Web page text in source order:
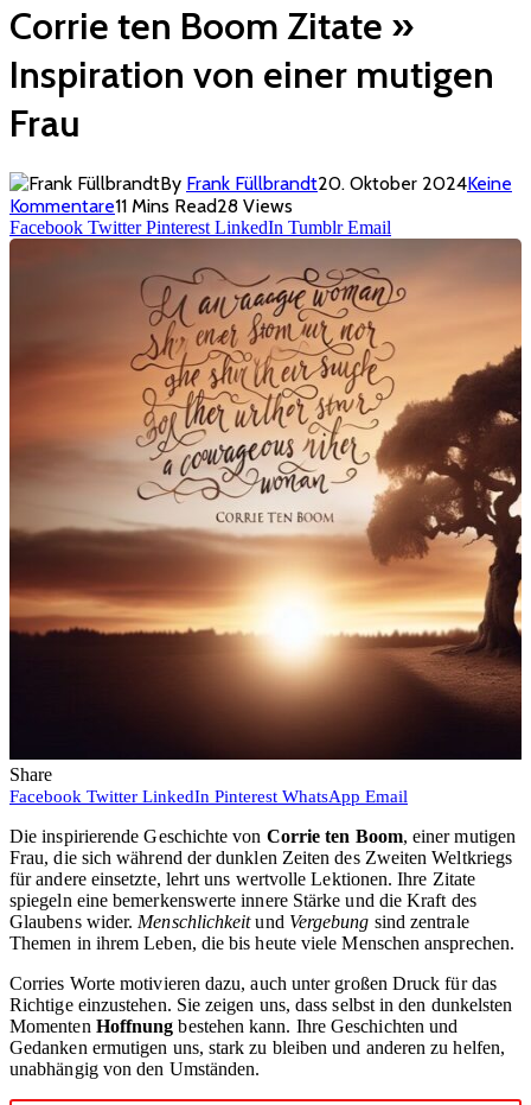
Corrie ten Boom Zitate »
Inspiration von einer mutigen
Frau
By Frank Füllbrandt20. Oktober 2024Keine
Kommentare11 Mins Read28 Views
Facebook Twitter Pinterest LinkedIn Tumblr Email
Share
Facebook Twitter LinkedIn Pinterest WhatsApp Email
Die inspirierende Geschichte von Corrie ten Boom, einer mutigen
Frau, die sich während der dunklen Zeiten des Zweiten Weltkriegs
für andere einsetzte, lehrt uns wertvolle Lektionen. Ihre Zitate
spiegeln eine bemerkenswerte innere Stärke und die Kraft des
Glaubens wider. Menschlichkeitund Vergebung sind zentrale
Themen in ihrem Leben, die bis heute viele Menschen ansprechen.
Corries Worte motivieren dazu, auch unter großen Druck für das
Richtige einzustehen. Sie zeigen uns, dass selbst in den dunkelsten
Momenten Hoffnung bestehen kann. Ihre Geschichten und
Gedanken ermutigen uns, stark zu bleiben und anderen zu helfen,
unabhängig von den Umständen.